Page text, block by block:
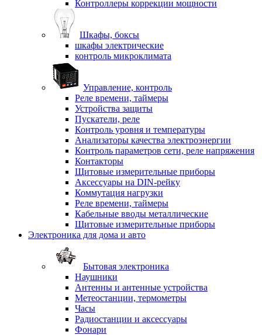
Контроллеры коррекции мощности
Шкафы, боксы
шкафы электрические
контроль микроклимата
Управление, контроль
Реле времени, таймеры
Устройства защиты
Пускатели, реле
Контроль уровня и температуры
Анализаторы качества электроэнергии
Контроль параметров сети, реле напряжения
Контакторы
Щитовые измерительные приборы
Аксессуары на DIN-рейку
Коммутация нагрузки
Реле времени, таймеры
Кабельные вводы металлические
Щитовые измерительные приборы
Электроника для дома и авто
Бытовая электроника
Наушники
Антенны и антенные устройства
Метеостанции, термометры
Часы
Радиостанции и аксессуары
Фонари